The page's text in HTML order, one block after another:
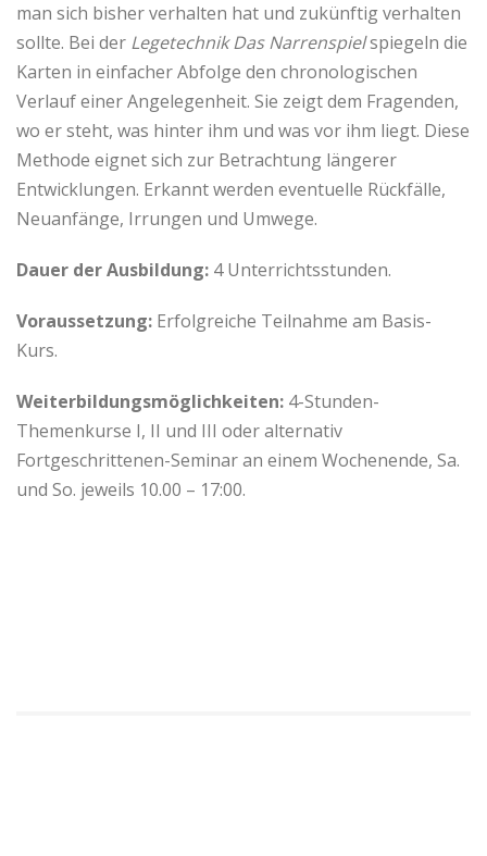
man sich bisher verhalten hat und zukünftig verhalten
sollte. Bei der Legetechnik Das Narrenspielspiegeln die
Karten in einfacher Abfolge den chronologischen
Verlauf einer Angelegenheit. Sie zeigt dem Fragenden,
wo er steht, was hinter ihm und was vor ihm liegt. Diese
Methode eignet sich zur Betrachtung längerer
Entwicklungen. Erkannt werden eventuelle Rückfälle,
Neuanfänge, Irrungen und Umwege.
Dauer der Ausbildung: 4 Unterrichtsstunden.
Voraussetzung: Erfolgreiche Teilnahme am Basis-
Kurs.
Weiterbildungsmöglichkeiten: 4-Stunden-
Themenkurse I, II und III oder alternativ
Fortgeschrittenen-Seminar an einem Wochenende, Sa.
und So. jeweils 10.00 – 17:00.